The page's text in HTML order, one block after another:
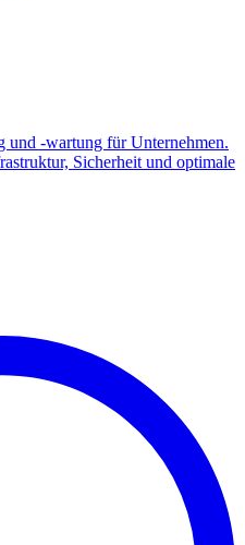
und -wartung für Unternehmen.
Sicherheit und optimale